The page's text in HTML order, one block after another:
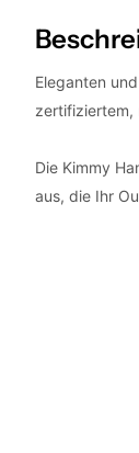
Eleganten
zertifiziertem,
Die Kimmy
aus, die Ihr